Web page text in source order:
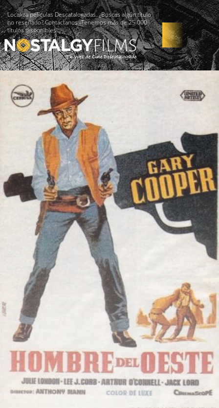
Localiza películas Descatalogadas. ¿Buscas algún título
no reseñado? Contáctanos -Tenemos más de 25.000
títulos disponibles!